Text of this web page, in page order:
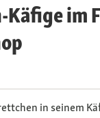
im
in seinem